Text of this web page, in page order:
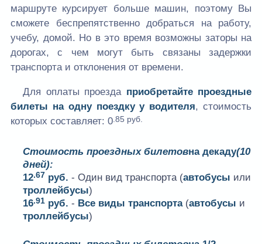
маршруте курсирует больше машин, поэтому Вы
сможете беспрепятственно добраться на работу,
учебу, домой. Но в это время возможны заторы на
дорогах, с чем могут быть связаны задержки
транспорта и отклонения от времени.
Для оплаты проезда приобретайте проездные
билеты на одну поездку у водителя, стоимость
которых составляет: 0 .85 руб.
Стоимость проездных билетовна декаду(10
дней):
12.67 руб. - Один вид транспорта (автобусы или
троллейбусы)
16.91 руб. - Все виды транспорта(автобусы и
троллейбусы)